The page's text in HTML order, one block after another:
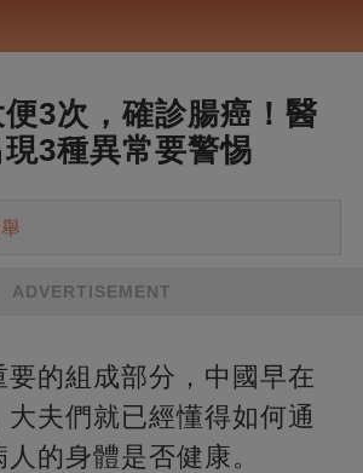
3次，確診腸癌！醫
3種異常要警惕
ADVERTISEMENT
要的組成部分，中國早在
夫們就已經懂得如何通
的身體是否健康。